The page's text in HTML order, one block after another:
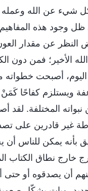
شيء عن الله وعمله
ظل وجود هذه
النظر عن مقدار
الأخير؛ فمن دون
أصبحت
ويستلزم كفاحًا
المختلفة.
غير قادرين على
بأنه يمكن للناس أن
خارج نطاق الكتاب
أن يصدقوه أو